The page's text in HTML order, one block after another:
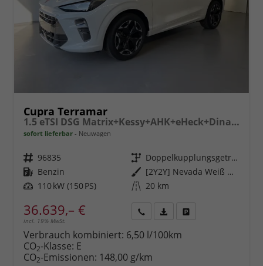
Cupra Terramar
1.5 eTSI DSG Matrix+Kessy+AHK+eHeck+Dinamica+CarPlay+eHeck+GV5
sofort lieferbar Neuwagen
Fahrzeugnr. 96835 Getriebe
Doppelkupplungsgetriebe (DSG)
Kraftstoff Benzin Außenfarbe
[2Y2Y] Nevada Weiß Metallic
Leistung 110 kW (150 PS) Kilometerstand 20 km
36.639,– €
incl. 19% MwSt.
anfordern
Datei,
Verbrauch kombiniert: 6,50 l/100km
CO2-Klasse: E
CO2-Emissionen: 148,00 g/km